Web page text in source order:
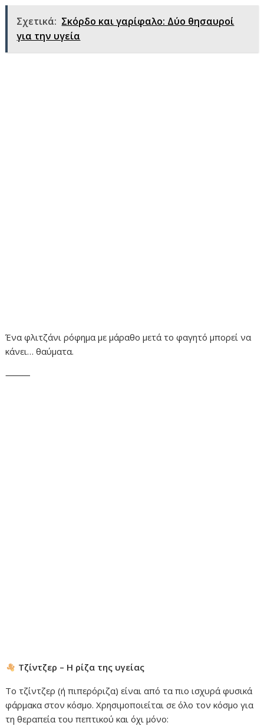
Σχετικά: Σκόρδο και γαρίφαλο: Δύο θησαυροί
για την υγεία
Ένα φλιτζάνι ρόφημα με μάραθο μετά το φαγητό μπορεί να
κάνει… θαύματα.
⸻
Τζίντζερ – Η ρίζα της υγείας
Το τζίντζερ (ή πιπερόριζα) είναι από τα πιο ισχυρά φυσικά
φάρμακα στον κόσμο. Χρησιμοποιείται σε όλο τον κόσμο για
τη θεραπεία του πεπτικού και όχι μόνο: